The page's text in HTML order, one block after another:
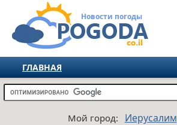
Новости погоды
ГЛАВНАЯ
ИЗРАИЛЬ
Мой город: Иерусалим